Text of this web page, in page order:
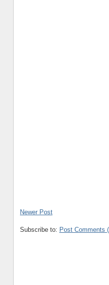
Newer Post
Subscribe to: Post Comments